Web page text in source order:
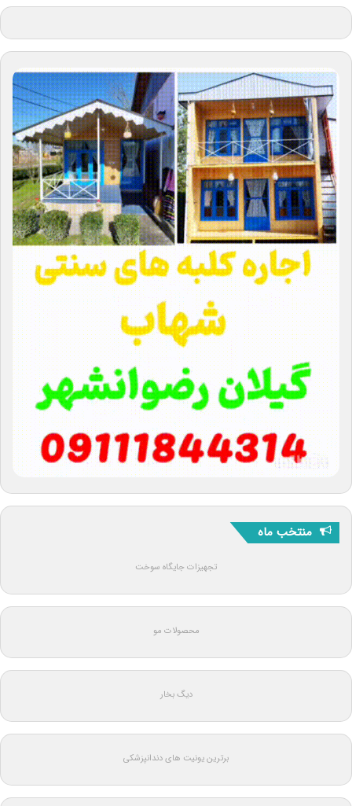
منتخب ماه
تجهیزات جایگاه سوخت
محصولات مو
دیگ بخار
برترین یونیت های دندانپزشکی